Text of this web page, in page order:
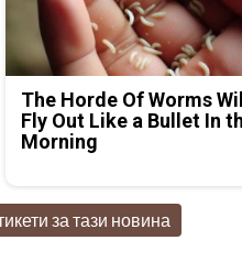
The Horde Of Worms
Fly Out Like a Bullet In
Morning
за тази новина